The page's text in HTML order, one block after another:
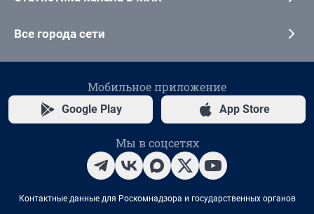
Все города сети
Мобильное приложение
Google Play App Store
Мы в соцсетях
Контактные данные для Роскомнадзора и государственных органов